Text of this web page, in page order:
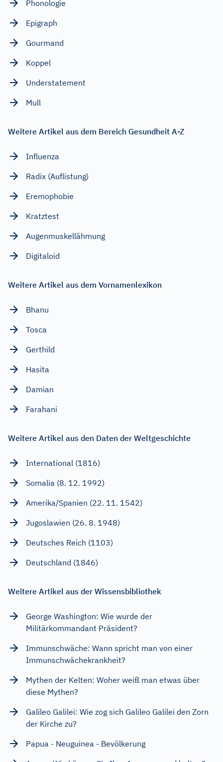
Phonologie
Epigraph
Gourmand
Koppel
Understatement
Mull
Weitere Artikel aus dem Bereich Gesundheit A-Z
Influenza
Radix (Auflistung)
Eremophobie
Kratztest
Augenmuskellähmung
Digitaloid
Weitere Artikel aus dem Vornamenlexikon
Bhanu
Tosca
Gerthild
Hasita
Damian
Farahani
Weitere Artikel aus den Daten der Weltgeschichte
International (1816)
Somalia (8. 12. 1992)
Amerika/Spanien (22. 11. 1542)
Jugoslawien (26. 8. 1948)
Deutsches Reich (1103)
Deutschland (1846)
Weitere Artikel aus der Wissensbibliothek
George Washington: Wie wurde der
Militärkommandant Präsident?
Immunschwäche: Wann spricht man von einer
Immunschwächekrankheit?
Mythen der Kelten: Woher weiß man etwas über
diese Mythen?
Galileo Galilei: Wie zog sich Galileo Galilei den Zorn
der Kirche zu?
Papua - Neuguinea - Bevölkerung